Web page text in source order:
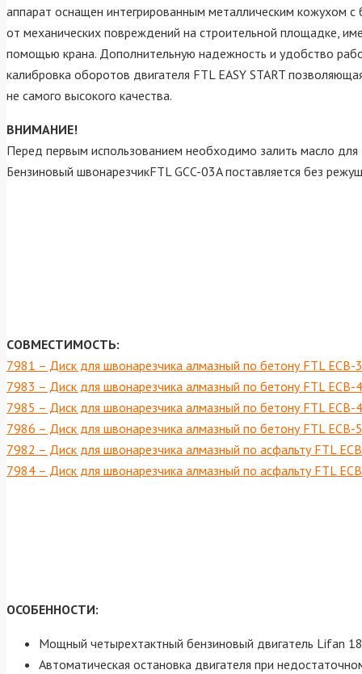
аппарат оснащен интегрированным металлическим кожухом
от механических повреждений на строительной площадке,
помощью крана. Дополнительную надежность и удобство
калибровка оборотов двигателя FTL EASY START
не самого высокого качества.
ВНИМАНИЕ!
Перед первым использованием необходимо залить масло для
Бензиновый швонарезчикFTL GCC-03A поставляется без
CОВМЕСТИМОСТЬ:
7981 – Диск для швонарезчика алмазный по бетону FTL ECB-
7983 – Диск для швонарезчика алмазный по бетону FTL ECB-
7985 – Диск для швонарезчика алмазный по бетону FTL ECB-
7986 – Диск для швонарезчика алмазный по бетону FTL ECB-
7982 – Диск для швонарезчика алмазный по асфальту FTL
7984 – Диск для швонарезчика алмазный по асфальту FTL
ОСОБЕННОСТИ:
Мощный четырехтактный бензиновый двигатель Lifan
Автоматическая остановка двигателя при